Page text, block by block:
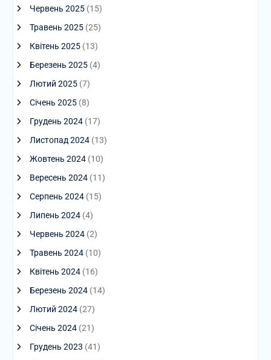
Червень 2025(15)
Травень 2025(25)
Квітень 2025(13)
Березень 2025(4)
Лютий 2025(7)
Січень 2025(8)
Грудень 2024(17)
Листопад 2024(13)
Жовтень 2024(10)
Вересень 2024(11)
Серпень 2024(15)
Липень 2024(4)
Червень 2024(2)
Травень 2024(10)
Квітень 2024(16)
Березень 2024(14)
Лютий 2024(27)
Січень 2024(21)
Грудень 2023 (41)